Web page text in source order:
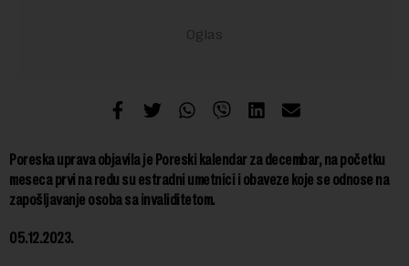
Poreska uprava objavila je Poreski kalendar za decembar, na početku
meseca prvi na redu su estradni umetnici i obaveze koje se odnose na
zapošljavanje osoba sa invaliditetom.
05.12.2023.